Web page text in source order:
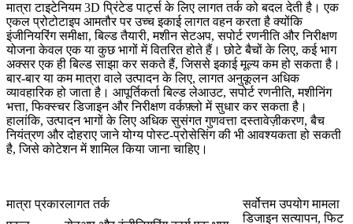
मात्रा टाइटेनियम 3D प्रिंटेड पार्ट्स के लिए लागत तर्क को बदल देती है। एक
एकल प्रोटोटाइप आमतौर पर उच्च इकाई लागत वहन करता है क्योंकि
इंजीनियरिंग समीक्षा, बिल्ड तैयारी, मशीन सेटअप, सपोर्ट रणनीति और निरीक्षण
योजना केवल एक या कुछ भागों में वितरित होते हैं। छोटे बैचों के लिए, कई भाग
अक्सर एक ही बिल्ड साझा कर सकते हैं, जिससे इकाई मूल्य कम हो सकता है।
बार-बार या कम मात्रा वाले उत्पादन के लिए, लागत अनुकूलन अधिक
व्यावहारिक हो जाता है। आपूर्तिकर्ता बिल्ड लेआउट, सपोर्ट रणनीति, मशीनिंग
भत्ता, फिक्स्चर डिजाइन और निरीक्षण वर्कफ़्लो में सुधार कर सकता है।
हालांकि, उत्पादन भागों के लिए अधिक सुसंगत गुणवत्ता दस्तावेज़ीकरण, बैच
नियंत्रण और दोहराए जाने योग्य पोस्ट-प्रोसेसिंग की भी आवश्यकता हो सकती
है, जिसे कोटेशन में शामिल किया जाना चाहिए।
मात्रा प्रकारलागत तर्क
सर्वोत्तम उपयोग मामला
डिजाइन सत्यापन, फिट